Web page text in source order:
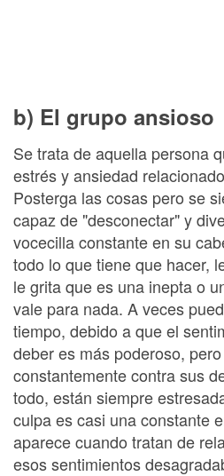
b) El grupo ansioso
Se trata de aquella persona
estrés y ansiedad
Posterga las cosas pero se
capaz de "desconectar" y
vocecilla constante en su
todo lo que tiene que hacer,
le grita que es una inepta o
vale para nada. A veces
tiempo, debido a que el
deber es más poderoso,
constantemente contra sus
todo, están siempre
culpa es casi una constante
aparece cuando tratan de
esos sentimientos